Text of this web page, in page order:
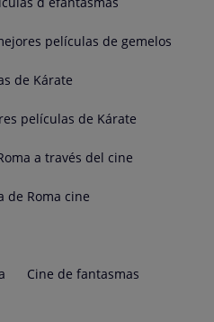
películas de gemelos
de Kárate
películas de Kárate
a través del cine
de Roma cine
Cine de fantasmas